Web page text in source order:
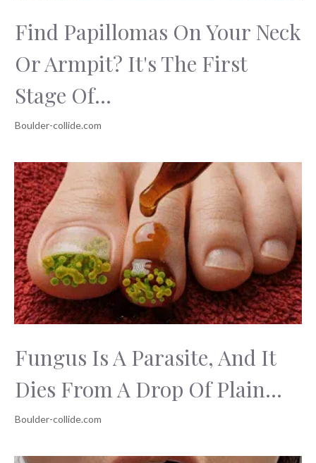
Find Papillomas On Your Neck
Or Armpit? It's The First
Stage Of...
Fungus Is A Parasite, And It
Dies From A Drop Of Plain...